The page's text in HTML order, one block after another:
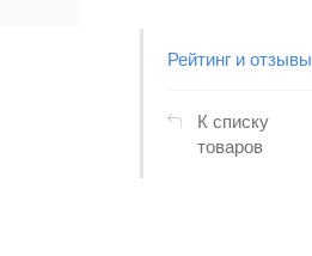
Рейтинг и отзывы
К списку
товаров